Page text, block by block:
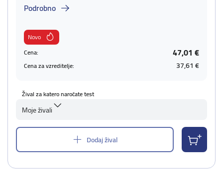
Podrobno
Novo
Cena:
47,01 €
Cena za vzreditelje: 37,61 €
Žival za katero naročate test
Moje živali
Dodaj žival